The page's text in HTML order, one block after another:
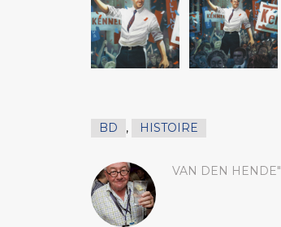
BD , HISTOIRE
VAN DEN HENDE"